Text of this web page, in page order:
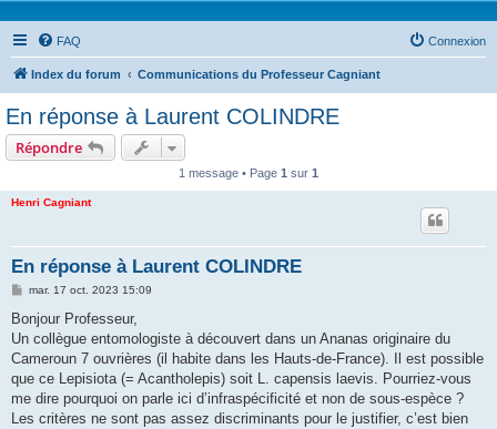
FAQ Connexion
Index du forum Communications du Professeur Cagniant
En réponse à Laurent COLINDRE
Répondre
1 message • Page 1 sur 1
Henri Cagniant
En réponse à Laurent COLINDRE
M
s
a
g
mar. 17 oct. 2023 15:09
Bonjour Professeur,
Un collègue entomologiste à découvert dans un Ananas originaire du
Cameroun 7 ouvrières (il habite dans les Hauts-de-France). Il est possible
que ce Lepisiota (= Acantholepis) soit L. capensis laevis. Pourriez-vous
me dire pourquoi on parle ici d’infraspécificité et non de sous-espèce ?
Les critères ne sont pas assez discriminants pour le justifier, c’est bien